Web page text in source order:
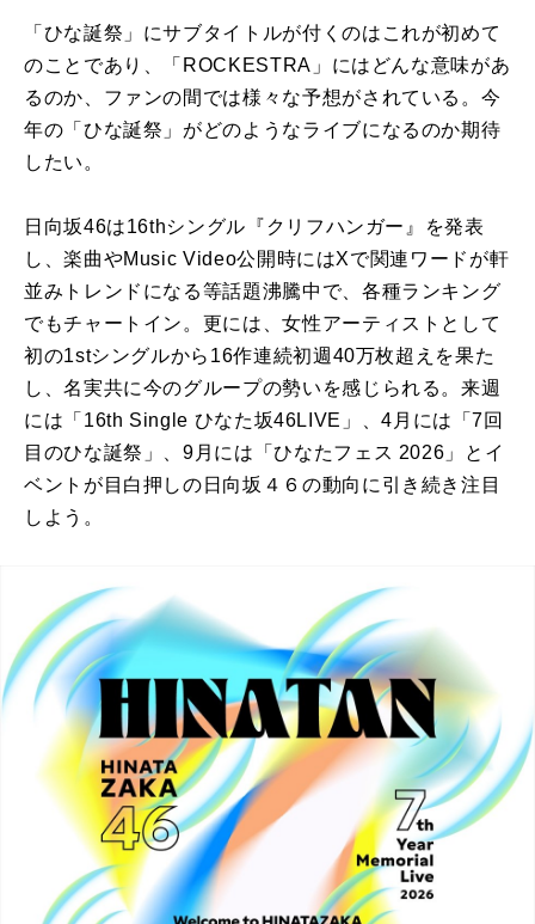
「ひな誕祭」にサブタイトルが付くのはこれが初めて
のことであり、「ROCKESTRA」にはどんな意味があ
るのか、ファンの間では様々な予想がされている。今
年の「ひな誕祭」がどのようなライブになるのか期待
したい。
日向坂46は16thシングル『クリフハンガー』を発表
し、楽曲やMusic Video公開時にはXで関連ワードが軒
並みトレンドになる等話題沸騰中で、各種ランキング
でもチャートイン。更には、女性アーティストとして
初の1stシングルから16作連続初週40万枚超えを果た
し、名実共に今のグループの勢いを感じられる。来週
には「16th Single ひなた坂46LIVE」、4月には「7回
目のひな誕祭」、9月には「ひなたフェス 2026」とイ
ベントが目白押しの日向坂４６の動向に引き続き注目
しよう。